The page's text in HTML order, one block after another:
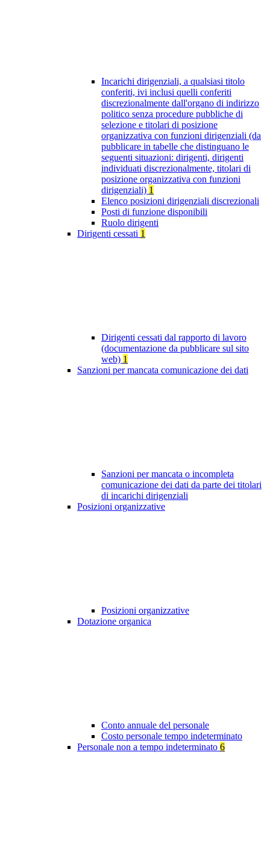
Incarichi dirigenziali, a qualsiasi titolo
conferiti, ivi inclusi quelli conferiti
discrezionalmente dall'organo di indirizzo
politico senza procedure pubbliche di
selezione e titolari di posizione
organizzativa con funzioni dirigenziali (da
pubblicare in tabelle che distinguano le
seguenti situazioni: dirigenti, dirigenti
individuati discrezionalmente, titolari di
posizione organizzativa con funzioni
dirigenziali) 1
Elenco posizioni dirigenziali discrezionali
Posti di funzione disponibili
Ruolo dirigenti
Dirigenti cessati 1
Dirigenti cessati dal rapporto di lavoro
(documentazione da pubblicare sul sito
web) 1
Sanzioni per mancata comunicazione dei dati
Sanzioni per mancata o incompleta
comunicazione dei dati da parte dei titolari
di incarichi dirigenziali
Posizioni organizzative
Posizioni organizzative
Dotazione organica
Conto annuale del personale
Costo personale tempo indeterminato
Personale non a tempo indeterminato 6